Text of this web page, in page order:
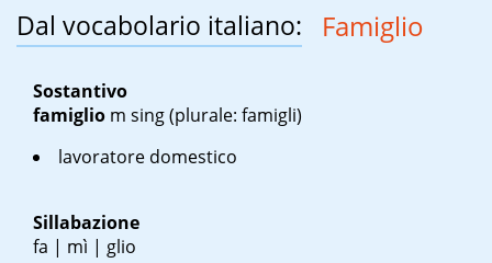
Dal vocabolario italiano: Famiglio
Sostantivo
famiglio m sing(plurale: famigli)
lavoratore domestico
Sillabazione
fa | mì | glio